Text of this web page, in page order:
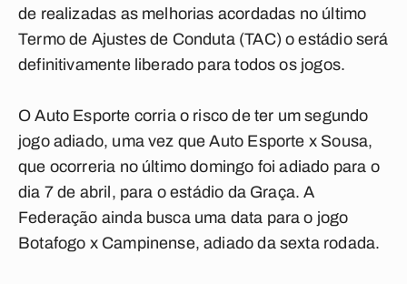
de realizadas as melhorias acordadas no último
Termo de Ajustes de Conduta (TAC) o estádio será
definitivamente liberado para todos os jogos.
O Auto Esporte corria o risco de ter um segundo
jogo adiado, uma vez que Auto Esporte x Sousa,
que ocorreria no último domingo foi adiado para o
dia 7 de abril, para o estádio da Graça. A
Federação ainda busca uma data para o jogo
Botafogo x Campinense, adiado da sexta rodada.